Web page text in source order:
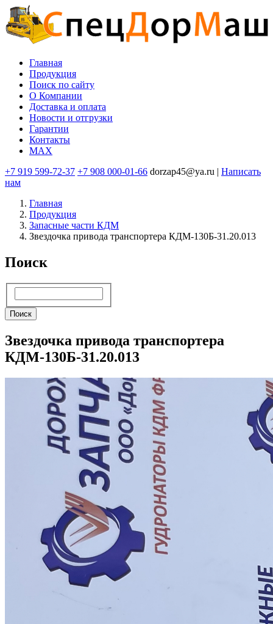
Перейти
к
основному
содержанию
Основная
навигация
Главная
Продукция
Поиск по сайту
O Компании
Доставка и оплата
Новости и отгрузки
Гарантии
Контакты
MAX
+7 919 599-72-37 +7 908 000-01-66 dorzap45@ya.ru | Написать
нам
Главная
Продукция
Запасные части КДМ
Звездочка привода транспортера КДМ-130Б-31.20.013
Поиск
Поиск
Звездочка привода транспортера
КДМ-130Б-31.20.013